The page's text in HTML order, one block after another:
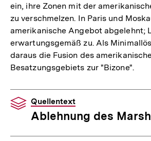
ein, ihre Zonen mit der
zu verschmelzen. In Paris und
amerikanische Angebot abgelehnt;
erwartungsgemäß zu. Als
daraus die Fusion des
Besatzungsgebiets zur "Bizone".
Quellentext
Ablehnung des